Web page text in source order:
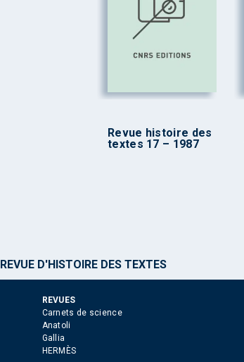
Revue histoire des
textes 17 – 1987
REVUE D'HISTOIRE DES TEXTES
REVUES
Carnets de science
Anatoli
Gallia
HERMÈS